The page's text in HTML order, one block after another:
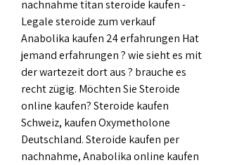
nachnahme titan steroide kaufen -
Legale steroide zum verkauf
Anabolika kaufen 24 erfahrungen Hat
jemand erfahrungen ? wie sieht es mit
der wartezeit dort aus ? brauche es
recht zügig. Möchten Sie Steroide
online kaufen? Steroide kaufen
Schweiz, kaufen Oxymetholone
Deutschland. Steroide kaufen per
nachnahme, Anabolika online kaufen